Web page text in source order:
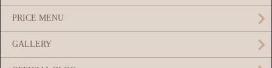
PRICE MENU
GALLERY